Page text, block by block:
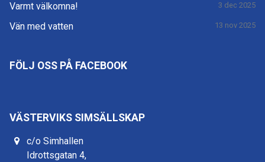
Varmt välkomna! 3 dec 2025
Vän med vatten 13 nov 2025
FÖLJ OSS PÅ FACEBOOK
VÄSTERVIKS SIMSÄLLSKAP
c/o Simhallen
Idrottsgatan 4,